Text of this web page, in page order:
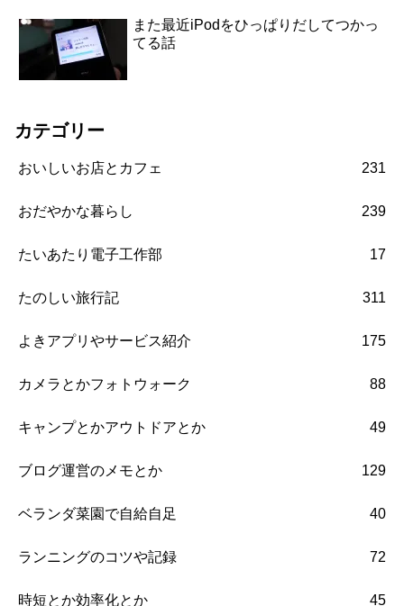
また最近iPodをひっぱりだしてつかっ
てる話
カテゴリー
おいしいお店とカフェ 231
おだやかな暮らし 239
たいあたり電子工作部 17
たのしい旅行記 311
よきアプリやサービス紹介 175
カメラとかフォトウォーク 88
キャンプとかアウトドアとか 49
ブログ運営のメモとか 129
ベランダ菜園で自給自足 40
ランニングのコツや記録 72
時短とか効率化とか 45